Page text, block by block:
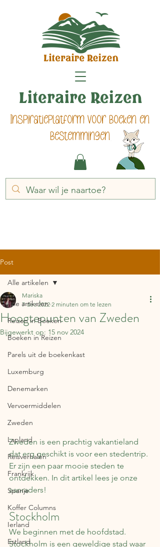
Inspiratieplatform voor boeken en
bestemmingen
Literaire Reizen
Post
Alle artikelen
Reizen in Boeken
Boeken in Reizen
Parels uit de boekenkast
Luxemburg
Denemarken
Vervoermiddelen
Zweden
Lapland
Reisverhalen
Frankrijk
Spanje
Koffer Columns
Ierland
Estland
Alle artikelen
Hoogtepunten van Zweden
Mariska
7 dec 2022 2 minuten om te lezen
Bijgewerkt op: 15 nov 2024
Zweden is een prachtig vakantieland
dat erg geschikt is voor een stedentrip.
Er zijn een paar mooie steden te
ontdekken. In dit artikel lees je onze
aanraders!
Stockholm
We beginnen met de hoofdstad.
Stockholm is een geweldige stad waar